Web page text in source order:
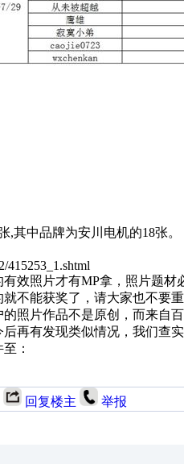
,其中品牌为安川电机的18张。
415253_1.shtml
效照片才有MP拿，照片题
不能获奖了，请大家也不要
照片作品不是原创，而来自
再有发现类似情况，我们查
：
回复楼主 举报